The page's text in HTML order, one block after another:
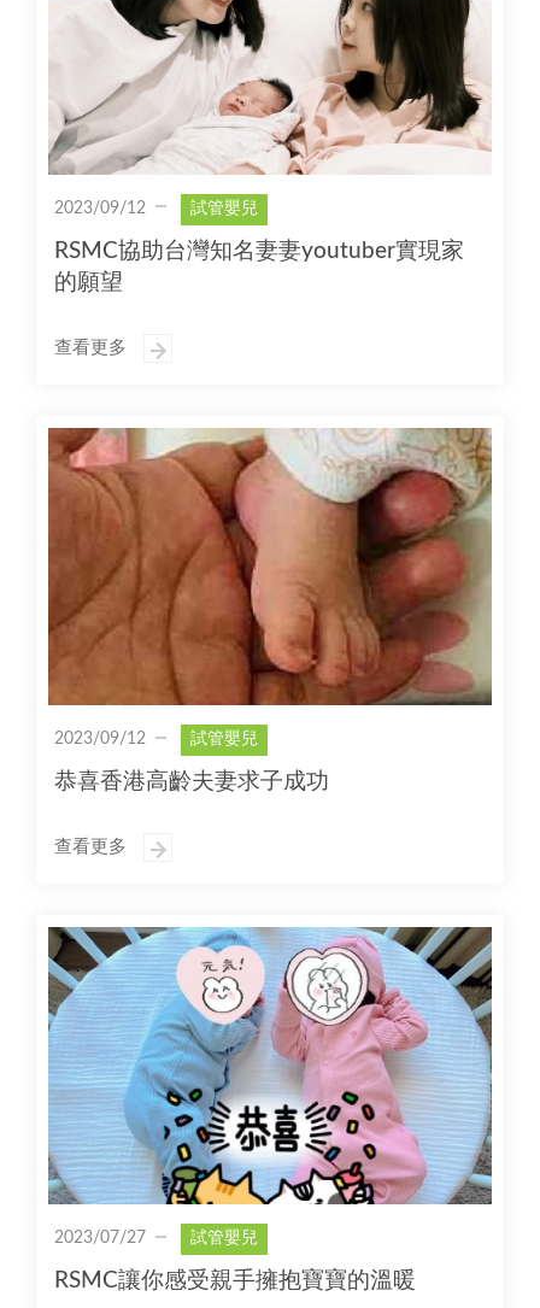
2023/09/12 試管嬰兒
RSMC協助台灣知名妻妻youtuber實現家
的願望
查看更多
2023/09/12 試管嬰兒
恭喜香港高齡夫妻求子成功
查看更多
2023/07/27 試管嬰兒
RSMC讓你感受親手擁抱寶寶的溫暖